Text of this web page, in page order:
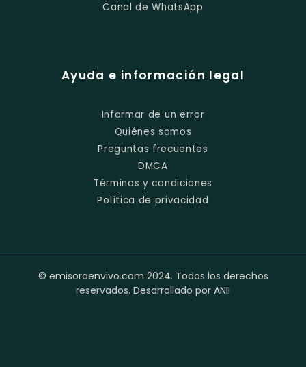
Canal de WhatsApp
Ayuda e información legal
Informar de un error
Quiénes somos
Preguntas frecuentes
DMCA
Términos y condiciones
Política de privacidad
© emisoraenvivo.com 2024. Todos los derechos
reservados. Desarrollado por ANII